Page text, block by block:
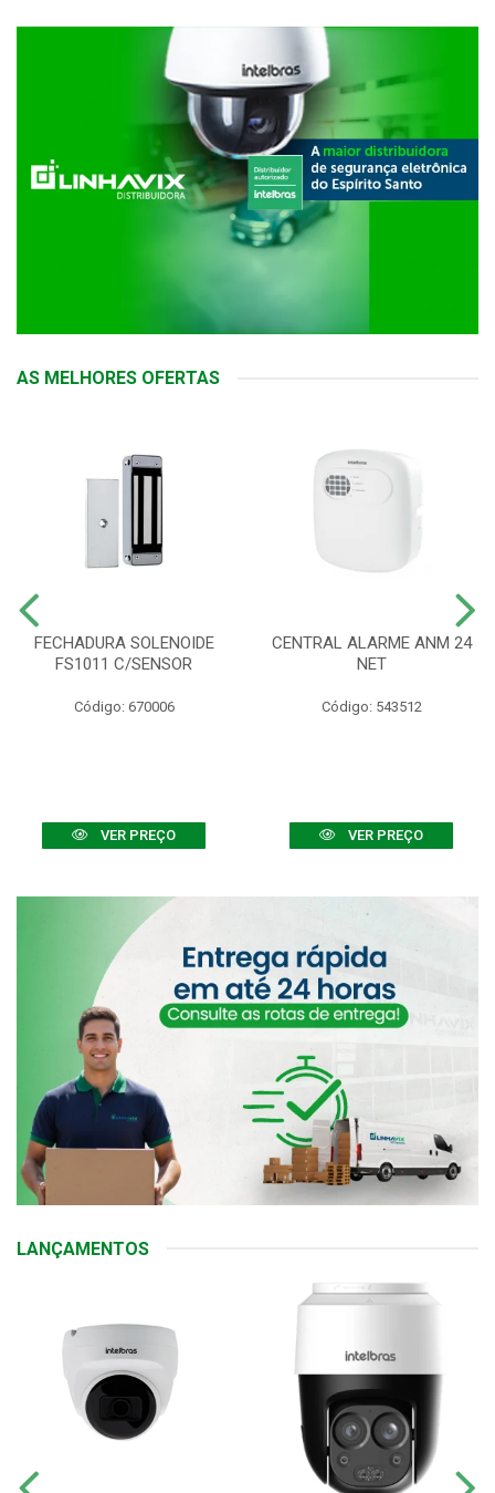
AS MELHORES OFERTAS
FECHADURA SOLENOIDE
FS1011 C/SENSOR
Código: 670006
VER PREÇO
CENTRAL ALARME ANM 24
NET
Código: 543512
VER PREÇO
LANÇAMENTOS